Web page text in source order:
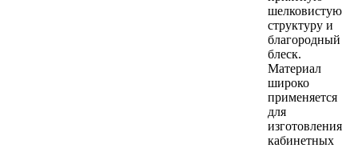
шелковистую
структуру и
благородный
блеск.
Материал
широко
применяется
для
изготовления
кабинетных